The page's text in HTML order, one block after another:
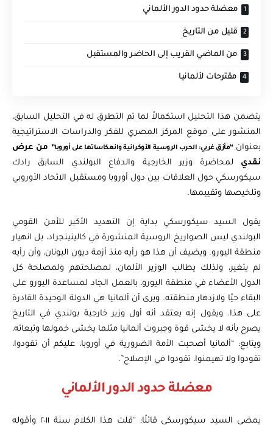
معضلة حدود الدور الألماني
قليل من التاريخ
من الماضي القريب إلى الحاضر والمستقبل
مقترحات لألمانيا
يتضمن هذا التحليل استكمالاً لما تم التطرق له في التحليل السابق،
المنشور على موقع المركز المصري للفكر والدراسات الاستراتيجية
بعنوان“ مأزق غربي: الحرب الروسية الأوكرانية وانعكاساتها على أوروبا”من عرض
نقدي
لمحاضرة وزير الخارجية والدفاع البولندي السابق رادك
سيكورسكي حول العلاقات بين دول أوروبا ومستقبل الاتحاد الأوروبي
وتلخيصها وتقييمها.
يقول السيد سيكورسكي بداية إن التهديد الأكبر للأمن القومي
البولندي ليس الصواريخ الروسية المنشورة في كالينينجراد، بل انهيار
منطقة اليورو. ويضيف أن هذا هو رأيه منذ أزمة ديون اليونان، وأن رأيه
لم يتغير، ولذلك يطالب الوزير الألمان، لمصلحتهم ولمصلحة كل
الدول الأعضاء في منطقة اليورو، بالعمل الجاد لمساعدة اليورو على
البقاء حيًا ولازدهار منطقته. ويرى أن ألمانيا هي الدولة الوحيدة القادرة
على هذا. ويقول إنه يعتقد أنه أول وزير خارجية بولندي في التاريخ
يصرح بأنه لا يخشى قوة وجبروت ألمانيا مثلما يخشى خمولها وتبعاته،
ويتابع: “ألمانيا أصحبت الأمة الضرورية في أوروبا، عليكم أن تقودوا،
تقودوا ولا تهيمنوا، تقودوا في الإصلاح”.
معضلة حدود الدور الألماني
يمضي السيد سيكورسكي قائلًا: “قلت هذا الكلام سنة ٢٠١١ وأقوله